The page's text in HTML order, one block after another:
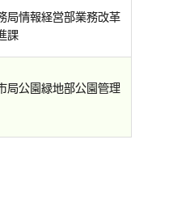
局情報経営部業務改革
課
局公園緑地部公園管理